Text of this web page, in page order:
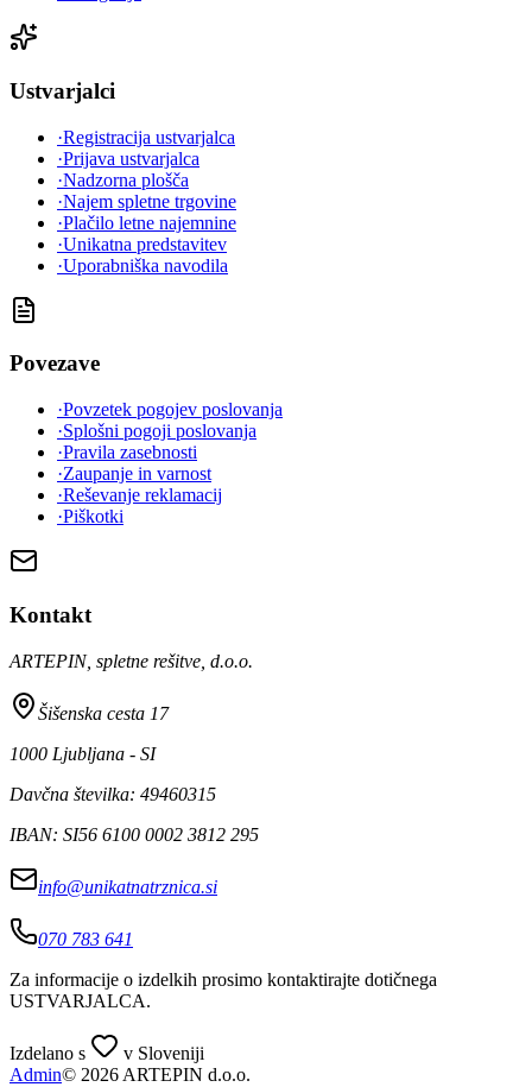
Ustvarjalci
·Registracija ustvarjalca
·Prijava ustvarjalca
·Nadzorna plošča
·Najem spletne trgovine
·Plačilo letne najemnine
·Unikatna predstavitev
·Uporabniška navodila
Povezave
·Povzetek pogojev poslovanja
·Splošni pogoji poslovanja
·Pravila zasebnosti
·Zaupanje in varnost
·Reševanje reklamacij
·Piškotki
Kontakt
ARTEPIN, spletne rešitve, d.o.o.
Šišenska cesta 17
1000 Ljubljana - SI
Davčna številka: 49460315
IBAN: SI56 6100 0002 3812 295
info@unikatnatrznica.si
070 783 641
Za informacije o izdelkih prosimo kontaktirajte dotičnega
USTVARJALCA.
Izdelano s
v Sloveniji
Admin© 2026 ARTEPIN d.o.o.